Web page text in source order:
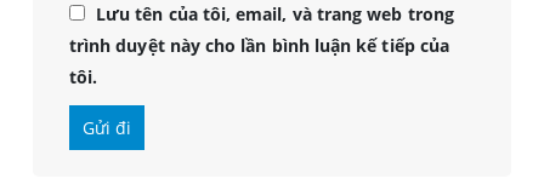
Lưu tên của tôi, email, và trang web trong
trình duyệt này cho lần bình luận kế tiếp của
tôi.